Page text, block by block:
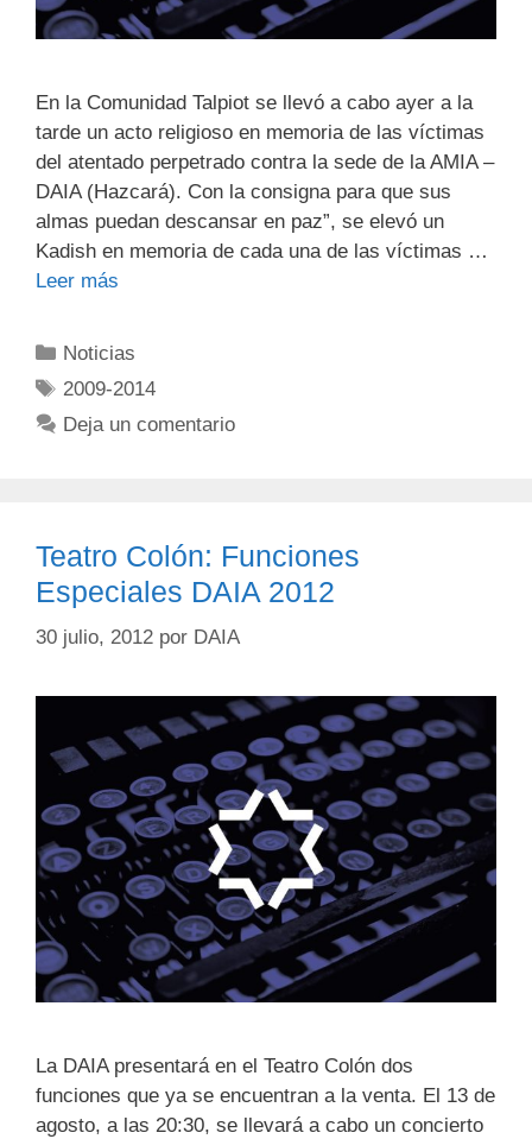
En la Comunidad Talpiot se llevó a cabo ayer a la
tarde un acto religioso en memoria de las víctimas
del atentado perpetrado contra la sede de la AMIA –
DAIA (Hazcará). Con la consigna para que sus
almas puedan descansar en paz”, se elevó un
Kadish en memoria de cada una de las víctimas …
Leer más
Noticias
2009-2014
Deja un comentario
Teatro Colón: Funciones
Especiales DAIA 2012
30 julio, 2012 por DAIA
La DAIA presentará en el Teatro Colón dos
funciones que ya se encuentran a la venta. El 13 de
agosto, a las 20:30, se llevará a cabo un concierto